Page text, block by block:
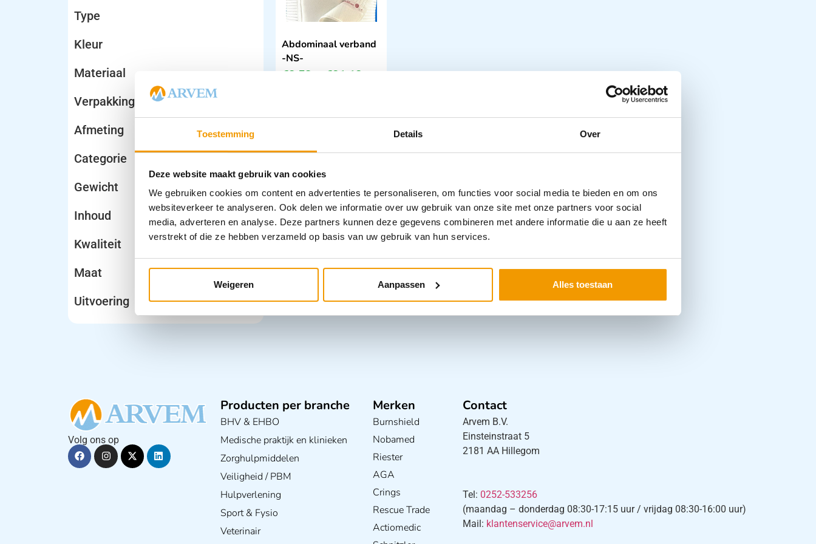
Toestemming Details Over
Deze website maakt gebruik van cookies
We gebruiken cookies om content en advertenties te personaliseren, om functies voor social media te bieden en om ons
websiteverkeer te analyseren. Ook delen we informatie over uw gebruik van onze site met onze partners voor social
media, adverteren en analyse. Deze partners kunnen deze gegevens combineren met andere informatie die u aan ze heeft
verstrekt of die ze hebben verzameld op basis van uw gebruik van hun services.
Weigeren Aanpassen Alles toestaan
Type
Kleur
Materiaal
Verpakking
Afmeting
Categorie
Gewicht
Inhoud
Kwaliteit
Maat
Uitvoering
Abdominaal verband
-NS-
€8,53 €21,18
Leverbaar
Volg ons op
Producten per branche
BHV & EHBO
Medische praktijk en klinieken
Zorghulpmiddelen
Veiligheid / PBM
Hulpverlening
Sport & Fysio
Veterinair
Merken
Burnshield
Nobamed
Riester
AGA
Crings
Rescue Trade
Actiomedic
Contact
Arvem B.V.
Einsteinstraat 5
2181 AA Hillegom
Tel: 0252-533256
(maandag – donderdag 08:30-17:15 uur / vrijdag 08:30-16:00 uur)
Mail: klantenservice@arvem.nl